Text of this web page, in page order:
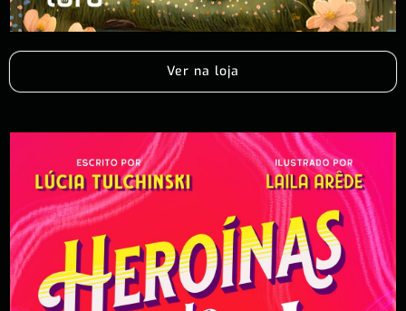
Ver na loja